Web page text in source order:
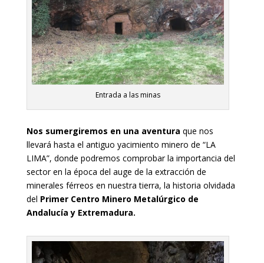
Entrada a las minas
Nos sumergiremos en una aventura que nos
llevará hasta el antiguo yacimiento minero de “LA
LIMA”, donde podremos comprobar la importancia del
sector en la época del auge de la extracción de
minerales férreos en nuestra tierra, la historia olvidada
del Primer Centro Minero Metalúrgico de
Andalucía y Extremadura.